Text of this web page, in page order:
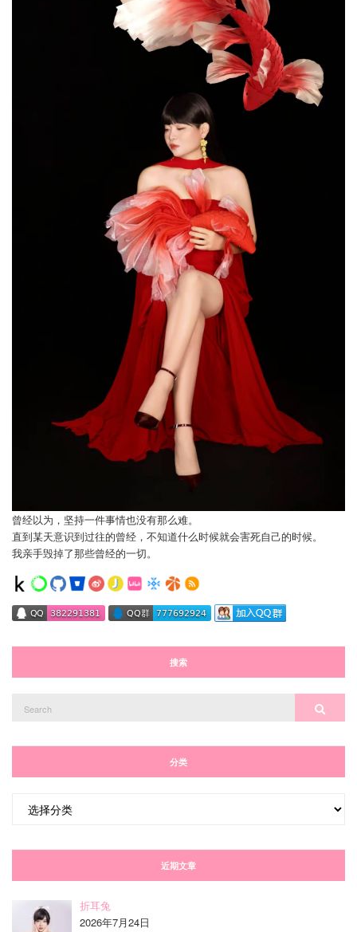
曾经以为，坚持一件事情也没有那么难。
直到某天意识到过往的曾经，不知道什么时候就会害死自己的时候。
我亲手毁掉了那些曾经的一切。
搜索
分类
近期文章
折耳兔
2026年7月24日